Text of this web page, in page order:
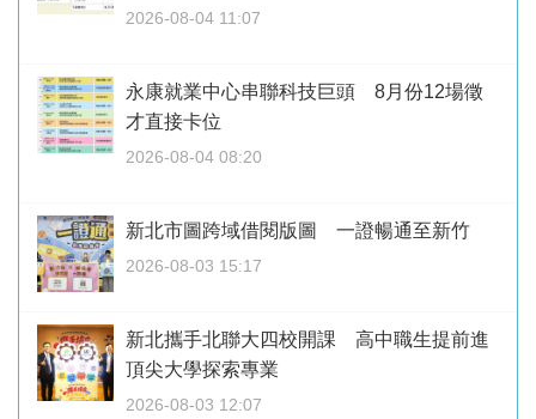
2026-08-04 11:07
永康就業中心串聯科技巨頭 8月份12場徵
才直接卡位
2026-08-04 08:20
新北市圖跨域借閱版圖 一證暢通至新竹
2026-08-03 15:17
新北攜手北聯大四校開課 高中職生提前進
頂尖大學探索專業
2026-08-03 12:07